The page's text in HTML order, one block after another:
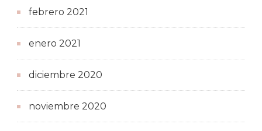
febrero 2021
enero 2021
diciembre 2020
noviembre 2020